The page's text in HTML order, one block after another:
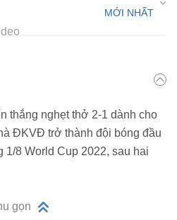
thắng nghẹt thở 2-1 dành cho
ĐKVĐ trở thành đội bóng đầu
1/8 World Cup 2022, sau hai
gọn